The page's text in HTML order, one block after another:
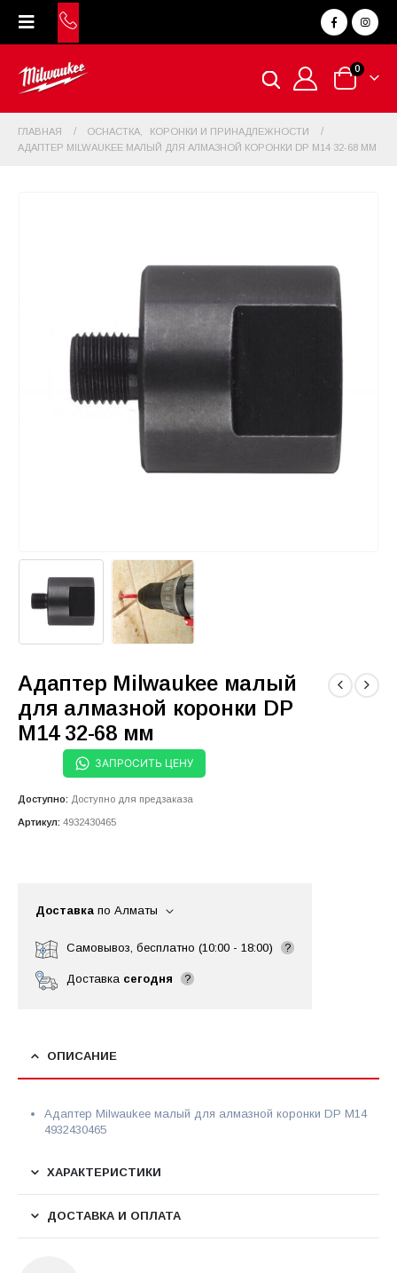
0
ГЛАВНАЯ ОСНАСТКА
КОРОНКИ И ПРИНАДЛЕЖНОСТИ
АДАПТЕР MILWAUKEE МАЛЫЙ ДЛЯ АЛМАЗНОЙ КОРОНКИ DP М14 32-68 ММ
Адаптер Milwaukee малый
для алмазной коронки DP
М14 32-68 мм
ЗАПРОСИТЬ ЦЕНУ
Доступно: Доступно для предзаказа
Артикул: 4932430465
Доставка по Алматы
Самовывоз, бесплатно (10:00 - 18:00) ?
Доставка сегодня ?
ОПИСАНИЕ
Адаптер Milwaukee малый для алмазной коронки DP М14
4932430465
ХАРАКТЕРИСТИКИ
ДОСТАВКА И ОПЛАТА